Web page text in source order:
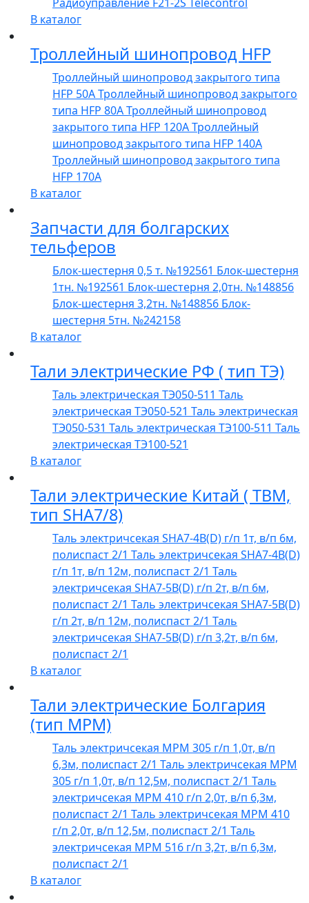
Радиоуправление F21-2S Telecontrol
В каталог
Троллейный шинопровод HFP
Троллейный шинопровод закрытого типа
HFP 50АТроллейный шинопровод закрытого
типа HFP 80АТроллейный шинопровод
закрытого типа HFP 120АТроллейный
шинопровод закрытого типа HFP 140А
Троллейный шинопровод закрытого типа
HFP 170А
В каталог
Запчасти для болгарских
тельферов
Блок-шестерня 0,5 т. №192561 Блок-шестерня
1тн. №192561 Блок-шестерня 2,0тн. №148856
Блок-шестерня 3,2тн. №148856 Блок-
шестерня 5тн. №242158
В каталог
Тали электрические РФ ( тип ТЭ)
Таль электрическая ТЭ050-511 Таль
электрическая ТЭ050-521 Таль электрическая
ТЭ050-531 Таль электрическая ТЭ100-511 Таль
электрическая ТЭ100-521
В каталог
Тали электрические Китай ( TBM,
тип SHA7/8)
Таль электричсекая SHA7-4B(D) г/п 1т, в/п 6м,
полиспаст 2/1 Таль электричсекая SHA7-4B(D)
г/п 1т, в/п 12м, полиспаст 2/1 Таль
электричсекая SHA7-5B(D) г/п 2т, в/п 6м,
полиспаст 2/1 Таль электричсекая SHA7-5B(D)
г/п 2т, в/п 12м, полиспаст 2/1 Таль
электричсекая SHA7-5B(D) г/п 3,2т, в/п 6м,
полиспаст 2/1
В каталог
Тали электрические Болгария
(тип МРМ)
Таль электричсекая МРМ 305 г/п 1,0т, в/п
6,3м, полиспаст 2/1 Таль электричсекая МРМ
305 г/п 1,0т, в/п 12,5м, полиспаст 2/1 Таль
электричсекая МРМ 410 г/п 2,0т, в/п 6,3м,
полиспаст 2/1 Таль электричсекая МРМ 410
г/п 2,0т, в/п 12,5м, полиспаст 2/1 Таль
электричсекая МРМ 516 г/п 3,2т, в/п 6,3м,
полиспаст 2/1
В каталог